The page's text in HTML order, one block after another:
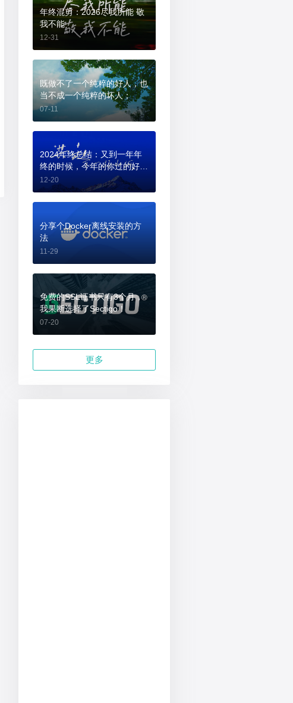
年终混剪：2026尽我所能 敬
我不能
12-31
既做不了一个纯粹的好人，也
当不成一个纯粹的坏人；
07-11
2024年终总结：又到一年年
终的时候，今年的你过的好
吗？
12-20
分享个Docker离线安装的方
法
11-29
免费的SSL证书只有3个月，
我果断选择了Sectigo！
07-20
更多